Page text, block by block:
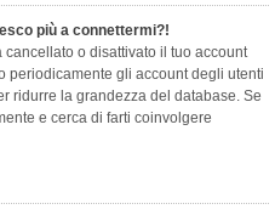
più a connettermi?!
o disattivato il tuo account
periodicamente gli account degli utenti
ridurre la grandezza del database. Se
e cerca di farti coinvolgere